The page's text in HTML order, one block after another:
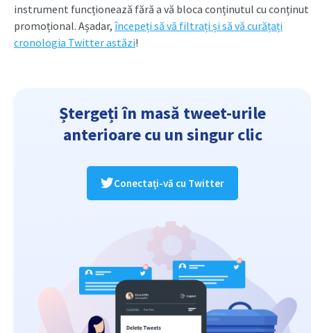
instrument funcționează fără a vă bloca conținutul cu conținut
promoțional. Așadar, începeți să vă filtrați și să vă curățați
cronologia Twitter astăzi!
Ștergeți în masă tweet-urile
anterioare cu un singur clic
Conectați-vă cu Twitter